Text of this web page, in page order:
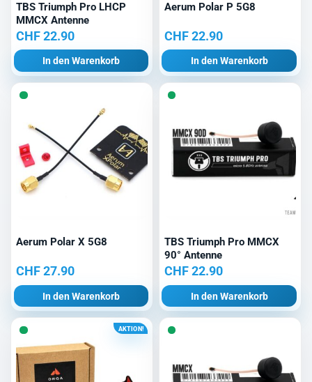
TBS Triumph Pro LHCP
MMCX Antenne
CHF22.90
In den Warenkorb
Aerum Polar P 5G8
CHF22.90
In den Warenkorb
Aerum Polar X 5G8
CHF27.90
In den Warenkorb
TBS Triumph Pro MMCX
90° Antenne
CHF22.90
In den Warenkorb
AKTION!